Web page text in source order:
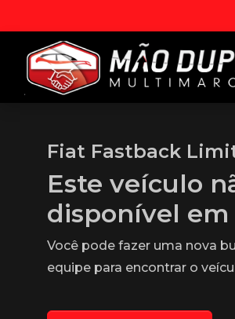
Fiat Fastback
Este veículo
disponível em
Você pode fazer uma nova
equipe para encontrar o